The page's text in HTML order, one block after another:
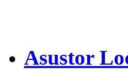
Asustor